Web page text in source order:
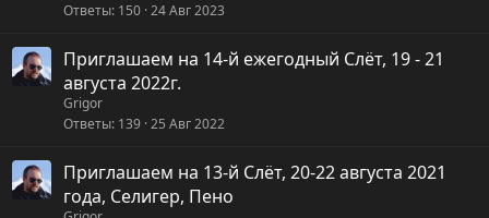
Ответы 150 24 Авг 2023
Приглашаем на 14-й ежегодный Слёт, 19 - 21
августа 2022г.
Grigor
Ответы 139 25 Авг 2022
Приглашаем на 13-й Слёт, 20-22 августа 2021
года, Селигер, Пено